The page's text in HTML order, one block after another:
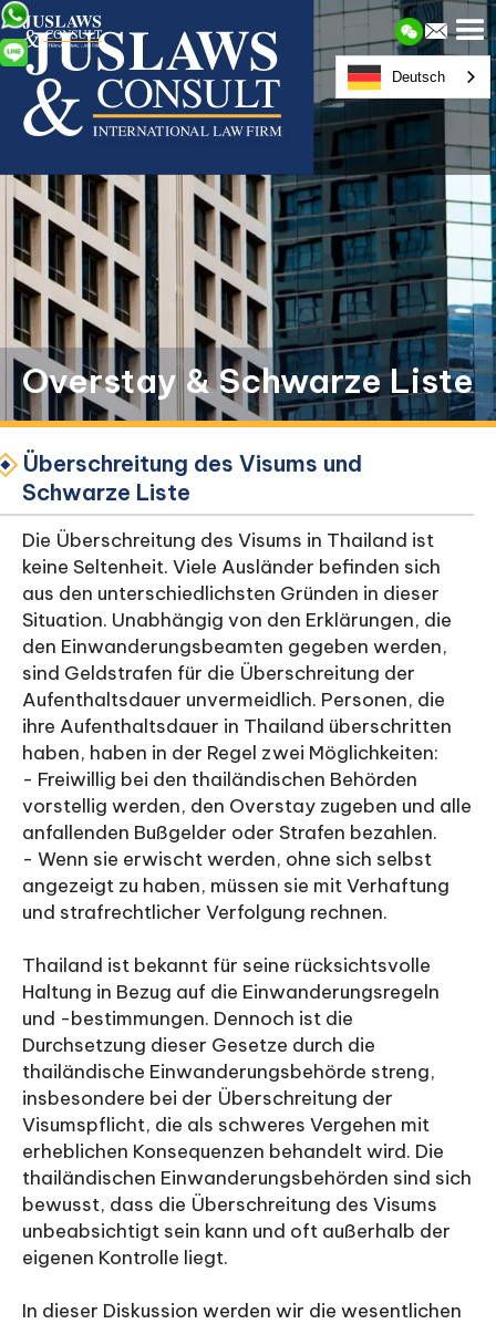
Overstay & Schwarze Liste
Überschreitung des Visums und
Schwarze Liste
Die Überschreitung des Visums in Thailand ist
keine Seltenheit. Viele Ausländer befinden sich
aus den unterschiedlichsten Gründen in dieser
Situation. Unabhängig von den Erklärungen, die
den Einwanderungsbeamten gegeben werden,
sind Geldstrafen für die Überschreitung der
Aufenthaltsdauer unvermeidlich. Personen, die
ihre Aufenthaltsdauer in Thailand überschritten
haben, haben in der Regel zwei Möglichkeiten:
- Freiwillig bei den thailändischen Behörden
vorstellig werden, den Overstay zugeben und alle
anfallenden Bußgelder oder Strafen bezahlen.
- Wenn sie erwischt werden, ohne sich selbst
angezeigt zu haben, müssen sie mit Verhaftung
und strafrechtlicher Verfolgung rechnen.
Thailand ist bekannt für seine rücksichtsvolle
Haltung in Bezug auf die Einwanderungsregeln
und -bestimmungen. Dennoch ist die
Durchsetzung dieser Gesetze durch die
thailändische Einwanderungsbehörde streng,
insbesondere bei der Überschreitung der
Visumspflicht, die als schweres Vergehen mit
erheblichen Konsequenzen behandelt wird. Die
thailändischen Einwanderungsbehörden sind sich
bewusst, dass die Überschreitung des Visums
unbeabsichtigt sein kann und oft außerhalb der
eigenen Kontrolle liegt.
In dieser Diskussion werden wir die wesentlichen
Deutsch